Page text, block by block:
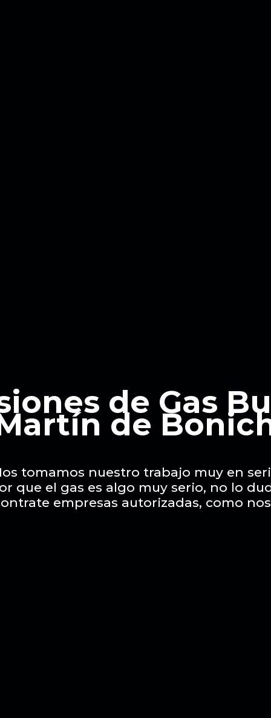
de Gas
de
tomamos nuestro trabajo muy en
que el gas es algo muy serio, no lo
empresas autorizadas, como